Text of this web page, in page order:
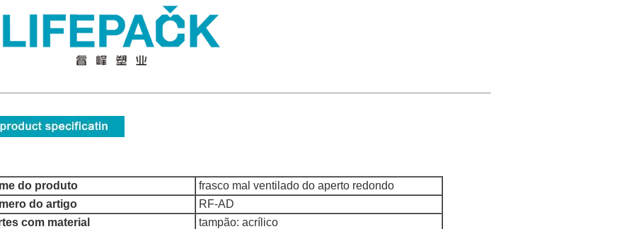
do produto
frasco mal ventilado do aperto redondo
do artigo
RF-AD
com material
tampão: acrílico